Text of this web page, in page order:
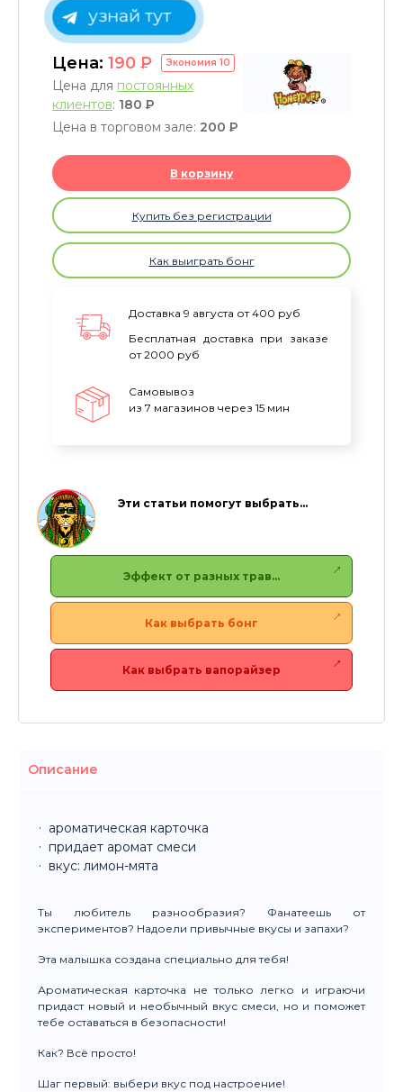
узнай тут
Цена: 190 P Экономия 10
Цена для постоянных
клиентов: 180 P
Цена в торговом зале: 200 P
В корзину
Купить без регистрации
Как выиграть бонг
Доставка 9 августа от 400 руб
Бесплатная доставка при заказе
от 2000 руб
Самовывоз
из 7 магазинов через 15 мин
Эти статьи помогут выбрать…
Эффект от разных трав…
Как выбрать бонг
Как выбрать вапорайзер
Описание
ароматическая карточка
придает аромат смеси
вкус: лимон-мята
Ты любитель разнообразия? Фанатеешь от
экспериментов? Надоели привычные вкусы и запахи?
Эта малышка создана специально для тебя!
Ароматическая карточка не только легко и играючи
придаст новый и необычный вкус смеси, но и поможет
тебе оставаться в безопасности!
Как? Всё просто!
Шаг первый: выбери вкус под настроение!